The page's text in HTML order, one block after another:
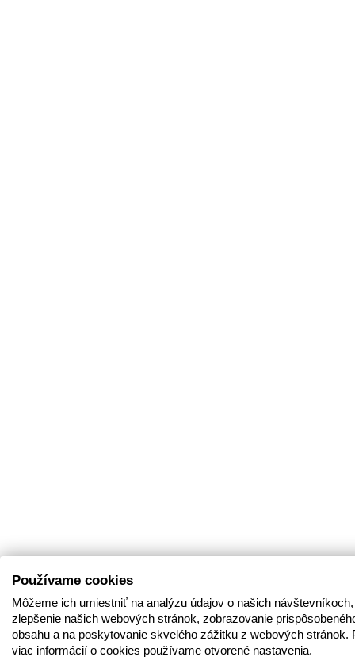
Používame cookies
Môžeme ich umiestniť na analýzu údajov o našich
zlepšenie našich webových stránok, zobrazovanie
obsahu a na poskytovanie skvelého zážitku z webových stránok.
viac informácií o cookies používame otvorené nastavenia.